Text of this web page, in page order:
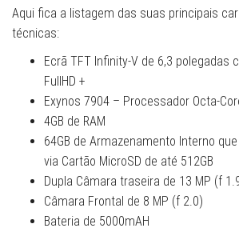
Aqui fica a listagem das suas principais
técnicas:
Ecrã TFT Infinity-V de 6,3 polegadas
FullHD +
Exynos 7904 – Processador Octa-
4GB de RAM
64GB de Armazenamento Interno
via Cartão MicroSD de até 512GB
Dupla Câmara traseira de 13 MP (f
Câmara Frontal de 8 MP (f 2.0)
Bateria de 5000mAH